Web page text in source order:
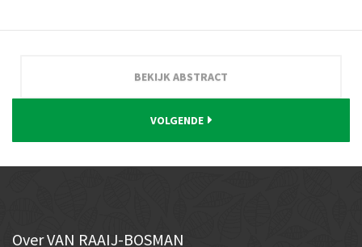
BEKIJK ABSTRACT
VOLGENDE
OverVAN RAAIJ-BOSMAN